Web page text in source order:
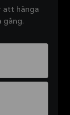
att hänga
gång.